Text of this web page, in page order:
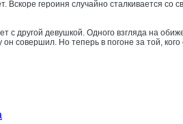
героиня случайно сталкивается со
другой девушкой. Одного взгляда на
совершил. Но теперь в погоне за той, кого